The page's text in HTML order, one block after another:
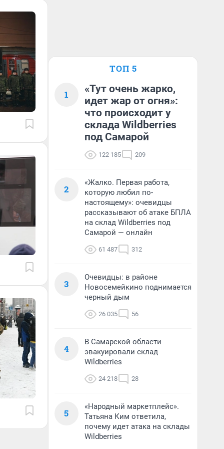
ТОП 5
1
«Тут очень жарко,
идет жар от огня»:
что происходит у
склада Wildberries
под Самарой
122 185 209
2
«Жалко. Первая работа,
которую любил по-
настоящему»: очевидцы
рассказывают об атаке БПЛА
на склад Wildberries под
Самарой — онлайн
61 487 312
3
Очевидцы: в районе
Новосемейкино поднимается
черный дым
26 035 56
4
В Самарской области
эвакуировали склад
Wildberries
24 218 28
5
«Народный маркетплейс».
Татьяна Ким ответила,
почему идет атака на склады
Wildberries